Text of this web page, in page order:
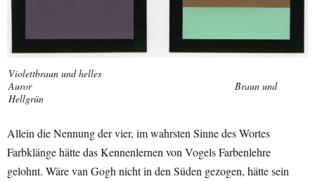
Violettbraun und helles
Auror Braun und
Hellgrün
Allein die Nennung der vier, im wahrsten Sinne des Wortes
Farbklänge hätte das Kennenlernen von Vogels Farbenlehre
gelohnt. Wäre van Gogh nicht in den Süden gezogen, hätte sein